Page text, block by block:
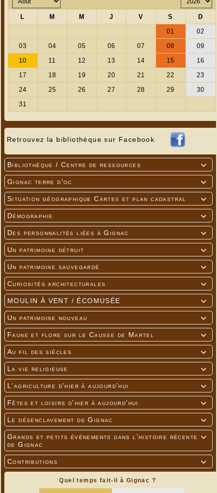
Retrouvez la bibliothèque sur Facebook

Bibliothèque / Centre de ressources

Gignac terre d'oc

Situation géographique Cartes et plan cadastral

Démographie

Des personnalités liées à Gignac

Un patrimoine détruit

Un patrimoine sauvegardé

Curiosités architecturales

MOULIN À VENT / ÉCOMUSÉE

Un patrimoine nouveau

Faune et flore sur le Causse de Martel

Au fil des siècles

La vie religieuse

L'agriculture d'hier à aujourd'hui

Fêtes et loisirs d'hier à aujourd'hui

Le désenclavement de Gignac

Grands et petits événements dans l'histoire récente
de Gignac

Contributions
Quel temps fait-il à Gignac ?